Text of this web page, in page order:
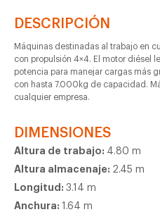
DESCRIPCIÓN
Máquinas destinadas al trabajo en
con propulsión 4×4. El motor diésel
potencia para manejar cargas más
con hasta 7.000kg de capacidad.
cualquier empresa.
DIMENSIONES
Altura de trabajo: 4.80 m
Altura almacenaje: 2.45 m
Longitud: 3.14 m
Anchura: 1.64 m